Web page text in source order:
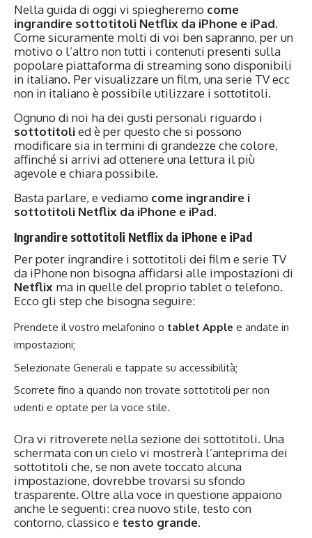
Nella guida di oggi vi spiegheremo come
ingrandire sottotitoli Netflix da iPhone e iPad.
Come sicuramente molti di voi ben sapranno, per un
motivo o l’altro non tutti i contenuti presenti sulla
popolare piattaforma di streaming sono disponibili
in italiano. Per visualizzare un film, una serie TV ecc
non in italiano è possibile utilizzare i sottotitoli.
Ognuno di noi ha dei gusti personali riguardo i
sottotitolied è per questo che si possono
modificare sia in termini di grandezze che colore,
affinché si arrivi ad ottenere una lettura il più
agevole e chiara possibile.
Basta parlare, e vediamo come ingrandire i
sottotitoli Netflix da iPhone e iPad.
Ingrandire sottotitoli Netflix da iPhone e iPad
Per poter ingrandire i sottotitoli dei film e serie TV
da iPhone non bisogna affidarsi alle impostazioni di
Netflix ma in quelle del proprio tablet o telefono.
Ecco gli step che bisogna seguire:
Prendete il vostro melafonino o tablet Apple e andate in
impostazioni;
Selezionate Generali e tappate su accessibilità;
Scorrete fino a quando non trovate sottotitoli per non
udenti e optate per la voce stile.
Ora vi ritroverete nella sezione dei sottotitoli. Una
schermata con un cielo vi mostrerà l’anteprima dei
sottotitoli che, se non avete toccato alcuna
impostazione, dovrebbe trovarsi su sfondo
trasparente. Oltre alla voce in questione appaiono
anche le seguenti: crea nuovo stile, testo con
contorno, classico e testo grande.